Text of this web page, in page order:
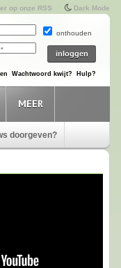
op onze RSS Dark Mode
onthouden
Wachtwoord kwijt? Hulp?
MEER
doorgeven?